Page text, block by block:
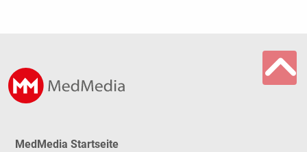
MedMedia Startseite